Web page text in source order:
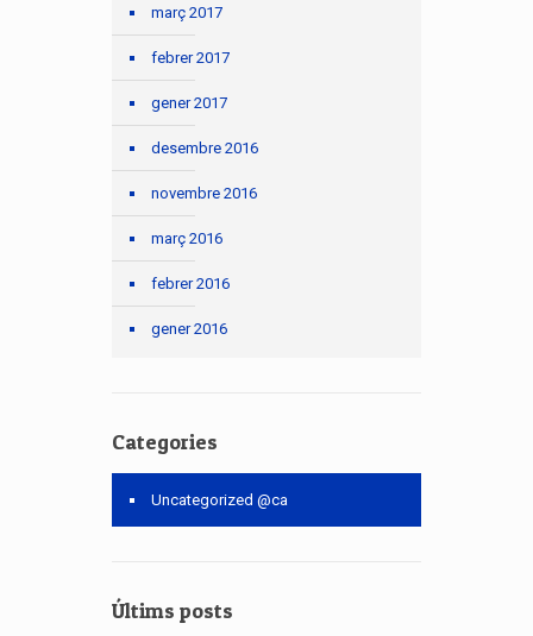
març 2017
febrer 2017
gener 2017
desembre 2016
novembre 2016
març 2016
febrer 2016
gener 2016
Categories
Uncategorized @ca
Últims posts